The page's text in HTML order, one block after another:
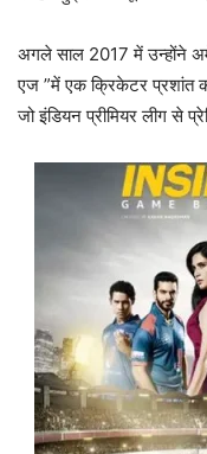
अगले साल 2017 में उन्होंने
एज ”में एक क्रिकेटर प्रशांत
जो इंडियन प्रीमियर लीग से